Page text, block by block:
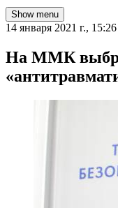
Show menu
14 января 2021 г., 15:26
​На ММК